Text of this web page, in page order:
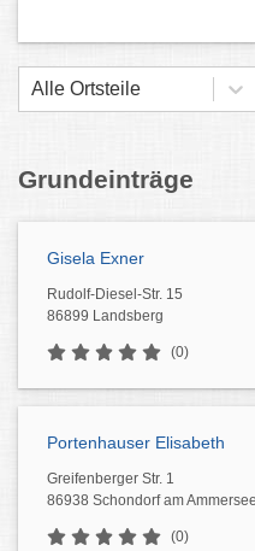
Alle Ortsteile
Grundeinträge
Gisela Exner
Rudolf-Diesel-Str. 15
86899 Landsberg
(0)
Portenhauser Elisabeth
Greifenberger Str. 1
86938 Schondorf am Ammersee
(0)